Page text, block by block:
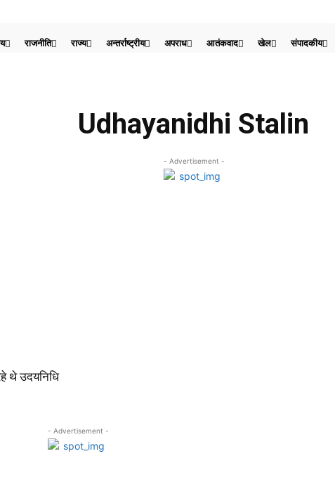
राजनीति राज्य अन्तर्राष्ट्रीय अपराध आतंकवाद खेल संपादकीय
Udhayanidhi Stalin
- Advertisement -
थे उदयनिधि
- Advertisement -